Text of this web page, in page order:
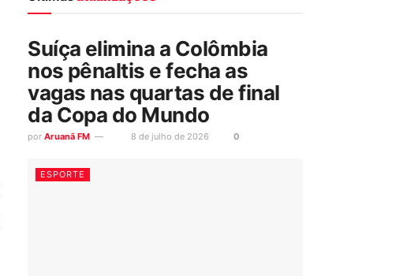
Suíça elimina a Colômbia
nos pênaltis e fecha as
vagas nas quartas de final
da Copa do Mundo
por Aruanã FM 8 de julho de 2026 0
ESPORTE